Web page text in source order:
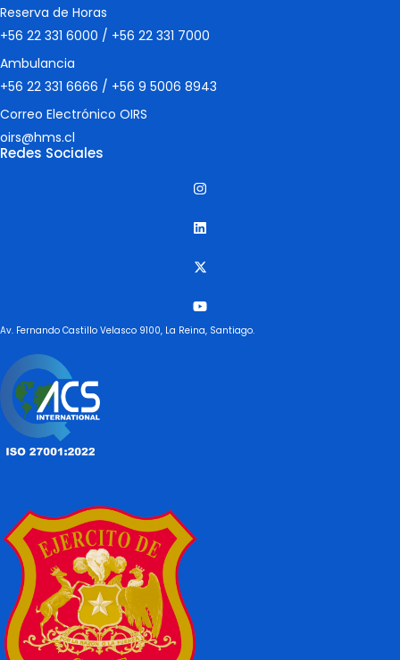
Reserva de Horas
+56 22 331 6000 / +56 22 331 7000
Ambulancia
+56 22 331 6666 / +56 9 5006 8943
Correo Electrónico OIRS
oirs@hms.cl
Redes Sociales
Av. Fernando Castillo Velasco 9100, La Reina, Santiago.